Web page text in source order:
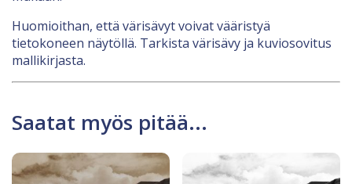
Huomioithan, että värisävyt voivat vääristyä
tietokoneen näytöllä. Tarkista värisävy ja kuviosovitus
mallikirjasta.
Saatat myös pitää...